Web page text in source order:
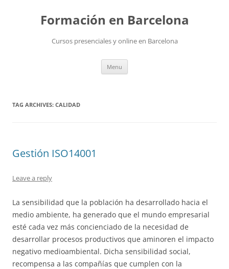
Formación en Barcelona
Cursos presenciales y online en Barcelona
Menu
TAG ARCHIVES: CALIDAD
Gestión ISO14001
Leave a reply
La sensibilidad que la población ha desarrollado hacia el
medio ambiente, ha generado que el mundo empresarial
esté cada vez más concienciado de la necesidad de
desarrollar procesos productivos que aminoren el impacto
negativo medioambiental. Dicha sensibilidad social,
recompensa a las compañías que cumplen con la